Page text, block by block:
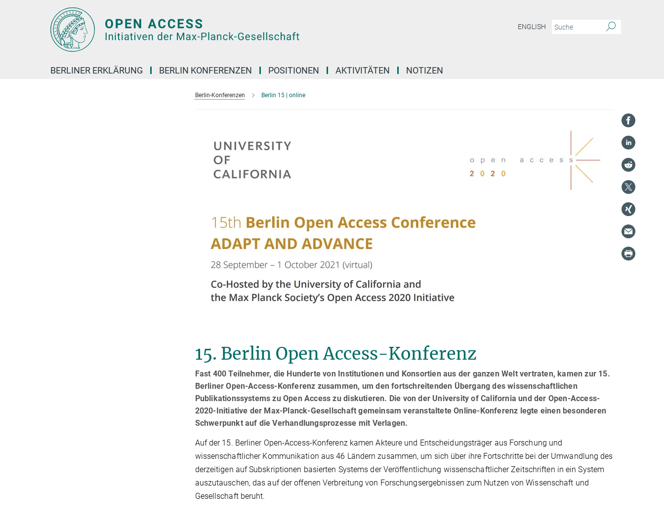
ENGLISH
BERLINER ERKLÄRUNG BERLIN KONFERENZEN POSITIONEN AKTIVITÄTEN NOTIZEN
Berlin-Konferenzen Berlin 15 | online
15. Berlin Open Access-Konferenz
Fast 400 Teilnehmer, die Hunderte von Institutionen und Konsortien aus der ganzen Welt vertraten, kamen zur 15.
Berliner Open-Access-Konferenz zusammen, um den fortschreitenden Übergang des wissenschaftlichen
Publikationssystems zu Open Access zu diskutieren. Die von der University of California und der Open-Access-
2020-Initiative der Max-Planck-Gesellschaft gemeinsam veranstaltete Online-Konferenz legte einen besonderen
Schwerpunkt auf die Verhandlungsprozesse mit Verlagen.
Auf der 15. Berliner Open-Access-Konferenz kamen Akteure und Entscheidungsträger aus Forschung und
wissenschaftlicher Kommunikation aus 46 Ländern zusammen, um sich über ihre Fortschritte bei der Umwandlung des
derzeitigen auf Subskriptionen basierten Systems der Veröffentlichung wissenschaftlicher Zeitschriften in ein System
auszutauschen, das auf der offenen Verbreitung von Forschungsergebnissen zum Nutzen von Wissenschaft und
Gesellschaft beruht.